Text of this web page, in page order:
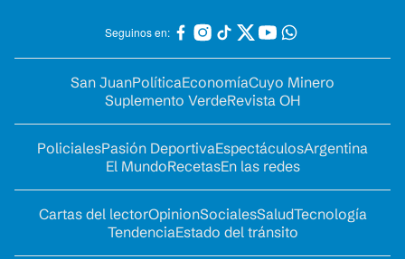
Seguinos en:
San JuanPolíticaEconomíaCuyo Minero
Suplemento VerdeRevista OH
PolicialesPasión DeportivaEspectáculosArgentina
El MundoRecetasEn las redes
Cartas del lectorOpinionSocialesSaludTecnología
TendenciaEstado del tránsito